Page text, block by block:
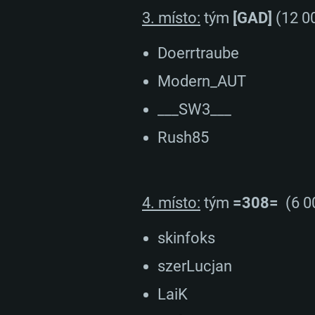
Místo na disku: 22,1 GB
Místo na disku: 22,1 GB
minimální podporované rozlišení
Připojení: Širokopásmové
Místo na disku: 22,1 GB
3. místo: tým [GAD] (12
Doerrtraube
Modern_AUT
___SW3___
Rush85
4. místo: tým =308= (6
skinfoks
szerLucjan
LaiK